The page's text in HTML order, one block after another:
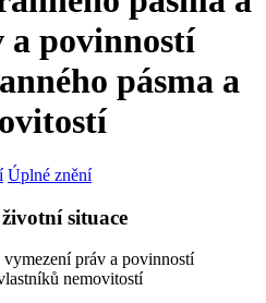
a povinností
pásma a
Úplné znění
situace
vymezení práv a povinností
nemovitostí